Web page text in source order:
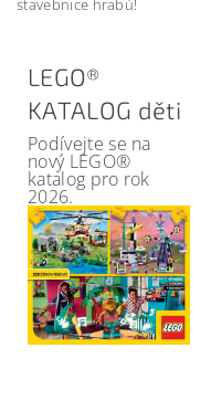
stavebnice hrabú!
LEGO®
KATALOG děti
Podívejte se na
nový LEGO®
katalog pro rok
2026.